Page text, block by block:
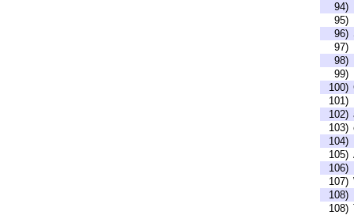
94)
95)
96)
97)
98)
99)
100)
101)
102)
103)
104)
105)
106)
107)
108)
108)